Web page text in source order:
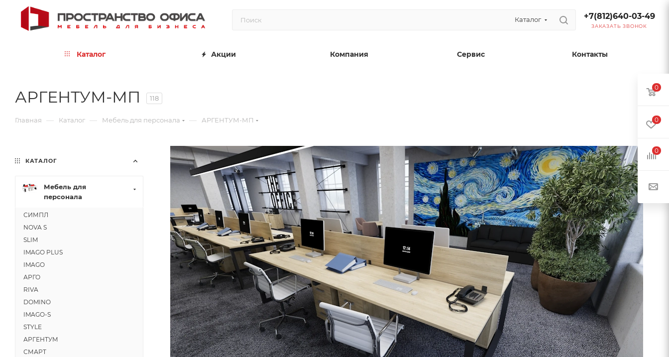
Каталог +7(812)640-03-49
ЗАКАЗАТЬ ЗВОНОК
Каталог Акции Компания Сервис Контакты
АРГЕНТУМ-МП 118
Главная — Каталог — Мебель для персонала — АРГЕНТУМ-МП
КАТАЛОГ
Мебель для
персонала
СИМПЛ
NOVA S
SLIM
IMAGO PLUS
IMAGO
АРГО
RIVA
DOMINO
IMAGO-S
STYLE
АРГЕНТУМ
СМАРТ
0
0
0